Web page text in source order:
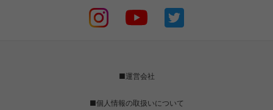
■運営会社
■個人情報の取扱いについて